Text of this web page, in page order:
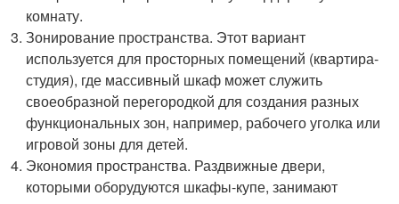
комнату.
Зонирование пространства. Этот вариант
используется для просторных помещений (квартира-
студия), где массивный шкаф может служить
своеобразной перегородкой для создания разных
функциональных зон, например, рабочего уголка или
игровой зоны для детей.
Экономия пространства. Раздвижные двери,
которыми оборудуются шкафы-купе, занимают